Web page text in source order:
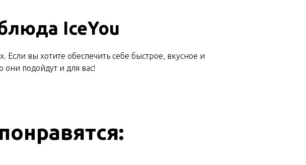
IceYou
вы хотите обеспечить себе быстрое, вкусное и
они подойдут и для вас!